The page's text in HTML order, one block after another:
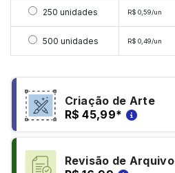
Selecionar 250 unidades
250 unidades R$ 0,59/un
Selecionar 500 unidades
500 unidades R$ 0,49/un
Criação de Arte
R$ 45,99*
Revisão de Arquivo